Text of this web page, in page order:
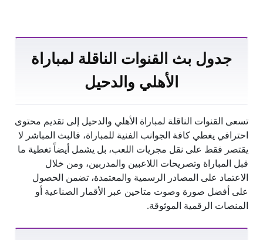
جدول بث القنوات الناقلة لمباراة
الأهلي والدحيل
تسعى القنوات الناقلة لمباراة الأهلي والدحيل إلى تقديم محتوى
احترافي يغطي كافة الجوانب الفنية للمباراة، فالبث المباشر لا
يقتصر فقط على نقل مجريات اللعب، بل يشمل أيضاً تغطية ما
قبل المباراة وتصريحات اللاعبين والمدربين، ومن خلال
الاعتماد على المصادر الرسمية والمعتمدة، تضمن الحصول
على أفضل صورة وصوت متاحين عبر الأقمار الصناعية أو
المنصات الرقمية الموثوقة.